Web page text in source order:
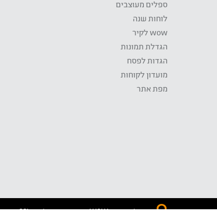
ספלים מעוצבים
לוחות שנה
wow לקיר
הגדלת תמונות
הגדות לפסח
מועדון לקוחות
מפת אתר
התשלום באתר WOW מאובטח בטכנולוגית SSL